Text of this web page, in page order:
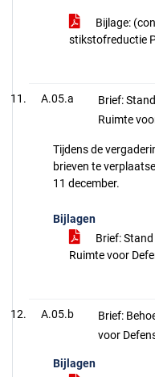
Bijlage:
stikstofreductie
A.05.a
Brief: Stand van zaken Nationaal Programma
Ruimte
Tijdens de
brieven te
11 december.
Bijlagen
Brief:
Ruimte voor
A.05.b
Brief:
voor
Bijlagen